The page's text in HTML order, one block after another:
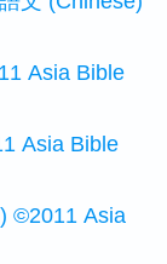
Asia Bible
Asia Bible
©2011 Asia